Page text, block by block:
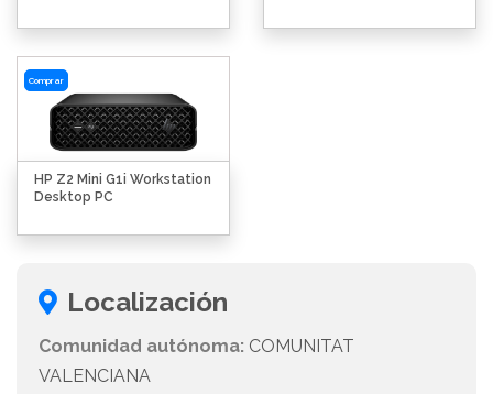
Comprar
HP Z2 Mini G1i Workstation
Desktop PC
Localización
Comunidad autónoma: COMUNITAT
VALENCIANA